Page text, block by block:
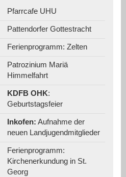
Pfarrcafe UHU
Pattendorfer Gottestracht
Ferienprogramm: Zelten
Patrozinium Mariä
Himmelfahrt
KDFB OHK:
Geburtstagsfeier
Inkofen: Aufnahme der
neuen Landjugendmitglieder
Ferienprogramm:
Kirchenerkundung in St.
Georg